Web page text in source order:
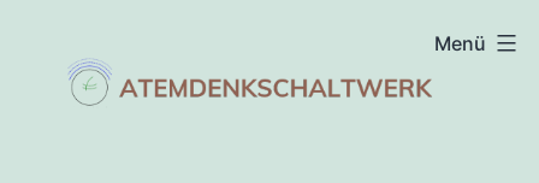
springen
Menü